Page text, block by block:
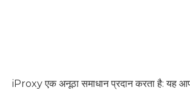
iProxy एक अनूठा समाधान प्रदान करता है: यह